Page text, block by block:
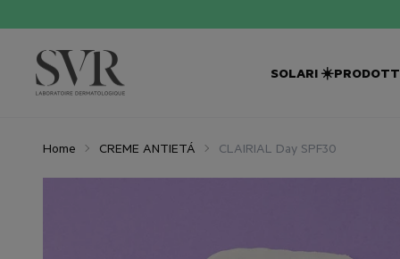
SOLARI ☀️
Home CREME ANTIETÁ CLAIRIAL Day SPF30